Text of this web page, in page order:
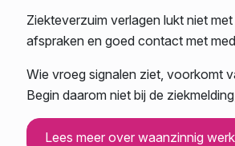
Ziekteverzuim verlagen lukt niet
afspraken en goed contact met
Wie vroeg signalen ziet, voorkomt
Begin daarom niet bij de
Lees meer over waanzinnig